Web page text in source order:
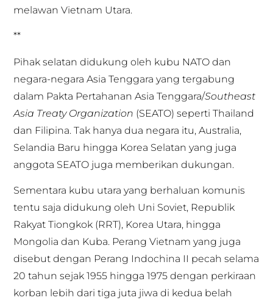
melawan Vietnam Utara.
**
Pihak selatan didukung oleh kubu NATO dan
negara-negara Asia Tenggara yang tergabung
dalam Pakta Pertahanan Asia Tenggara/Southeast
Asia Treaty Organization (SEATO) seperti Thailand
dan Filipina. Tak hanya dua negara itu, Australia,
Selandia Baru hingga Korea Selatan yang juga
anggota SEATO juga memberikan dukungan.
Sementara kubu utara yang berhaluan komunis
tentu saja didukung oleh Uni Soviet, Republik
Rakyat Tiongkok (RRT), Korea Utara, hingga
Mongolia dan Kuba. Perang Vietnam yang juga
disebut dengan Perang Indochina II pecah selama
20 tahun sejak 1955 hingga 1975 dengan perkiraan
korban lebih dari tiga juta jiwa di kedua belah